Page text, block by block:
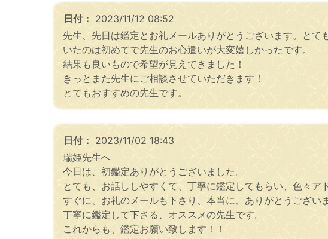
日付： 2023/11/12 08:52
先生、先日は鑑定とお礼メールありがとうございます。と
いたのは初めてで先生のお心遣いが大変嬉しかったです。
結果も良いもので希望が見えてきました！
きっとまた先生にご相談させていただきます！
とてもおすすめの先生です。
日付： 2023/11/02 18:43
瑞姫先生へ
今日は、初鑑定ありがとうございました。
とても、お話ししやすくて、丁寧に鑑定してもらい、色々ア
すぐに、お礼のメールも下さり、本当に、ありがとうござい
丁寧に鑑定して下さる、オススメの先生です。
これからも、鑑定お願い致します！！